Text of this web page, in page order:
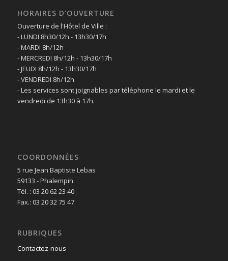
HORAIRES D’OUVERTURE
Ouverture de l'Hôtel de Ville :
- LUNDI 8h30/12h - 13h30/17h
- MARDI 8h/12h
- MERCREDI 8h/12h - 13h30/17h
- JEUDI 8h/12h - 13h30/17h
- VENDREDI 8h/12h
- Les services sont joignables par téléphone le mardi et le
vendredi de 13h30 à 17h.
COORDONNÉES
5 rue Jean Baptiste Lebas
59133 - Phalempin
Tél. : 03 20 62 23 40
Fax.: 03 20 32 75 47
RUBRIQUES
Contactez-nous